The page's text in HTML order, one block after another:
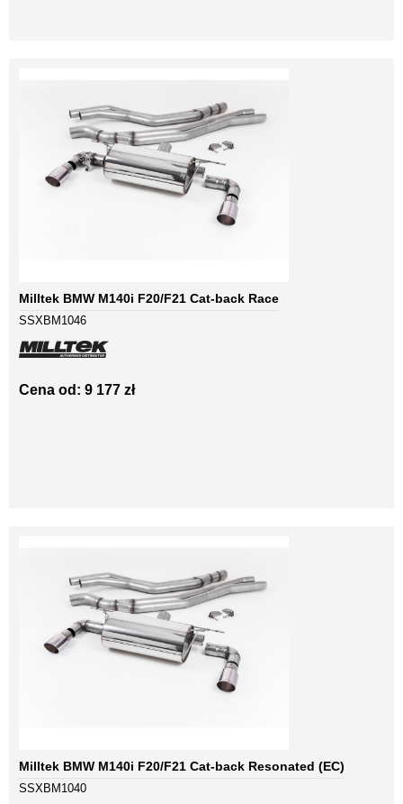
Milltek BMW M140i F20/F21 Cat-back Race
SSXBM1046
Cena od: 9 177 zł
Milltek BMW M140i F20/F21 Cat-back Resonated (EC)
SSXBM1040